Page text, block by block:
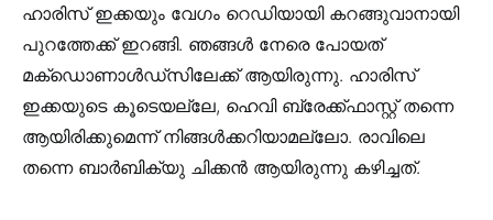
ഹാരിസ് ഇക്കയും വേഗം റെഡിയായി കറങ്ങുവാനായി
പുറത്തേക്ക് ഇറങ്ങി. ഞങ്ങൾ നേരെ പോയത്
മക്ഡൊണാൾഡ്സിലേക്ക് ആയിരുന്നു. ഹാരിസ്
ഇക്കയുടെ കൂടെയല്ലേ, ഹെവി ബ്രേക്ക്ഫാസ്റ്റ് തന്നെ
ആയിരിക്കുമെന്ന് നിങ്ങൾക്കറിയാമല്ലോ. രാവിലെ
തന്നെ ബാർബിക്യു ചിക്കൻ ആയിരുന്നു കഴിച്ചത്.